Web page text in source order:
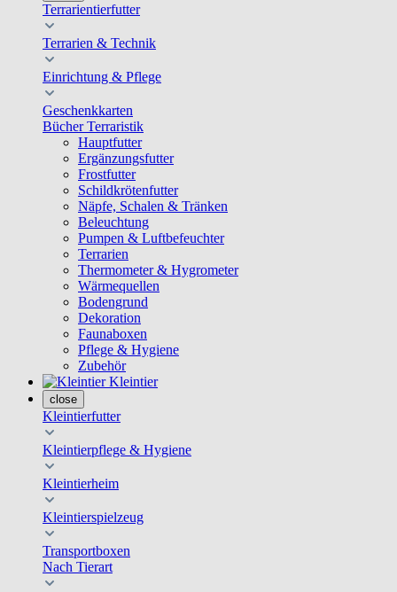
Terrarientierfutter
Terrarien & Technik
Einrichtung & Pflege
Geschenkkarten
Bücher Terraristik
Hauptfutter
Ergänzungsfutter
Frostfutter
Schildkrötenfutter
Näpfe, Schalen & Tränken
Beleuchtung
Pumpen & Luftbefeuchter
Terrarien
Thermometer & Hygrometer
Wärmequellen
Bodengrund
Dekoration
Faunaboxen
Pflege & Hygiene
Zubehör
Kleintier
close
Kleintierfutter
Kleintierpflege & Hygiene
Kleintierheim
Kleintierspielzeug
Transportboxen
Nach Tierart